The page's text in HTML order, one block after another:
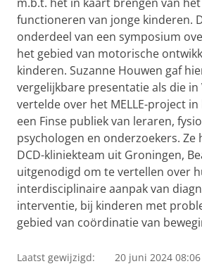
functioneren van jonge kinderen.
onderdeel van een symposium
het gebied van motorische
kinderen. Suzanne Houwen gaf
vergelijkbare presentatie als die in
vertelde over het MELLE-project
een Finse publiek van leraren,
psychologen en onderzoekers. Ze
DCD-kliniekteam uit Groningen,
uitgenodigd om te vertellen over
interdisciplinaire aanpak van
interventie, bij kinderen met
gebied van coördinatie van
Laatst gewijzigd: 20 juni 2024 08:06